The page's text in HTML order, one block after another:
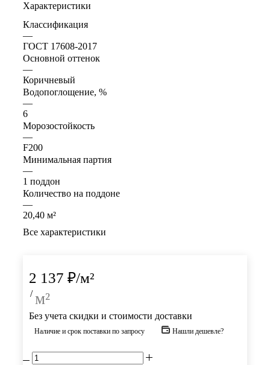
Характеристики
Классификация
—
ГОСТ 17608-2017
Основной оттенок
—
Коричневый
Водопоглощение, %
—
6
Морозостойкость
—
F200
Минимальная партия
—
1 поддон
Количество на поддоне
—
20,40 м²
Все характеристики
2 137 ₽/м²
/ м²
Без учета скидки и стоимости доставки
Наличие и срок поставки по запросу Нашли дешевле?